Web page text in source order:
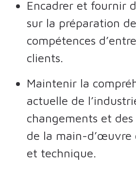
Encadrer et fournir
sur la préparation
compétences
clients.
Maintenir la
actuelle de
changements et
de la main-d’œuvre
et technique.